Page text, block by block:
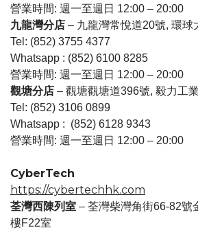
營業時間: 週一至週日 12:00 – 20:00
九龍灣分店 – 九龍灣常悅道20號, 環球
Tel: (852) 3755 4377
Whatsapp : (852) 6100 8285
營業時間: 週一至週日 12:00 – 20:00
觀塘分店 – 觀塘觀塘道396號, 毅力工
Tel: (852) 3106 0899
Whatsapp : (852) 6128 9343
營業時間: 週一至週日 12:00 – 20:00
CyberTech
https://cybertechhk.com
荃灣西陳列室 – 荃灣柴灣角街66-82號
樓F22室